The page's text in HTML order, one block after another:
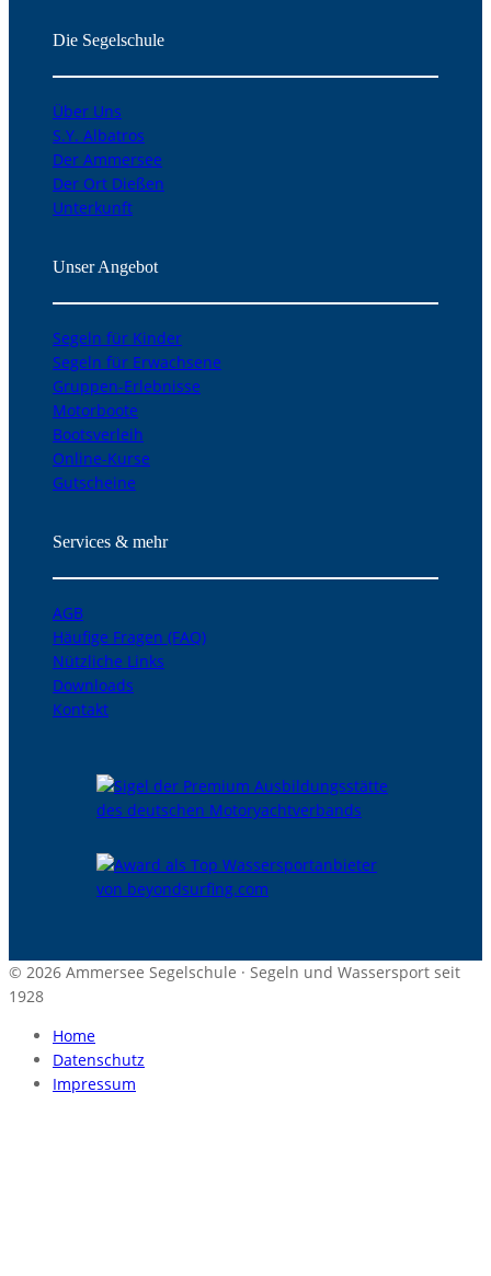
Die Segelschule
Über Uns
S.Y. Albatros
Der Ammersee
Der Ort Dießen
Unterkunft
Unser Angebot
Segeln für Kinder
Segeln für Erwachsene
Gruppen-Erlebnisse
Motorboote
Bootsverleih
Online-Kurse
Gutscheine
Services & mehr
AGB
Häufige Fragen (FAQ)
Nützliche Links
Downloads
Kontakt
© 2026 Ammersee Segelschule · Segeln und Wassersport seit
1928
Home
Datenschutz
Impressum